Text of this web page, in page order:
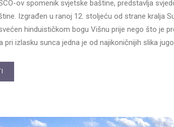
ov spomenik svjetske baštine, predstavlja
Izgrađen u ranoj 12. stoljeću od strane kralja
hinduističkom bogu Višnu prije nego što je
pri izlasku sunca jedna je od najikoničnijih slika